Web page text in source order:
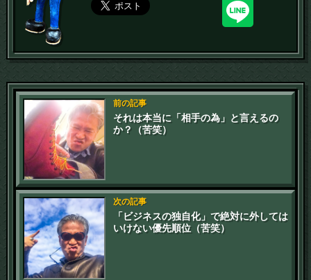
前の記事
それは本当に「相手の為」と言えるの
か？（苦笑）
次の記事
「ビジネスの独自化」で絶対に外しては
いけない優先順位（苦笑）